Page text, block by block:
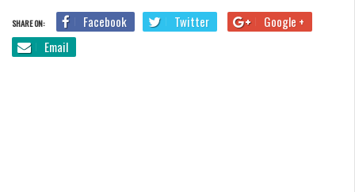
SHARE ON: Facebook Twitter
Google +
Email